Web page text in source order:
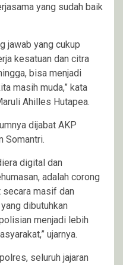
yang sudah baik
jawab yang cukup
kesatuan dan citra
bisa menjadi
masih muda,” kata
Ahilles Hutapea.
dijabat AKP
Somantri.
digital dan
adalah corong
masif dan
dibutuhkan
menjadi lebih
ujarnya.
seluruh jajaran